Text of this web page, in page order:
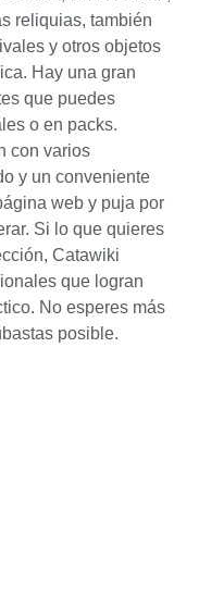
reliquias, también
y otros objetos
Hay una gran
que puedes
o en packs.
con varios
y un conveniente
web y puja por
Si lo que quieres
Catawiki
que logran
No esperes más
posible.